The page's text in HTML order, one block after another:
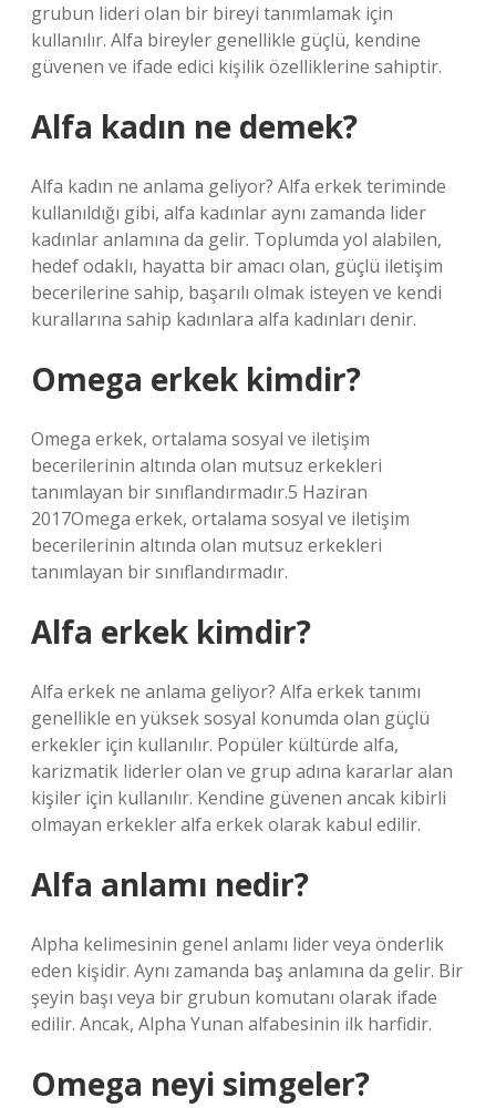
grubun lideri olan bir bireyi tanımlamak için
kullanılır. Alfa bireyler genellikle güçlü, kendine
güvenen ve ifade edici kişilik özelliklerine sahiptir.
Alfa kadın ne demek?
Alfa kadın ne anlama geliyor? Alfa erkek teriminde
kullanıldığı gibi, alfa kadınlar aynı zamanda lider
kadınlar anlamına da gelir. Toplumda yol alabilen,
hedef odaklı, hayatta bir amacı olan, güçlü iletişim
becerilerine sahip, başarılı olmak isteyen ve kendi
kurallarına sahip kadınlara alfa kadınları denir.
Omega erkek kimdir?
Omega erkek, ortalama sosyal ve iletişim
becerilerinin altında olan mutsuz erkekleri
tanımlayan bir sınıflandırmadır.5 Haziran
2017Omega erkek, ortalama sosyal ve iletişim
becerilerinin altında olan mutsuz erkekleri
tanımlayan bir sınıflandırmadır.
Alfa erkek kimdir?
Alfa erkek ne anlama geliyor? Alfa erkek tanımı
genellikle en yüksek sosyal konumda olan güçlü
erkekler için kullanılır. Popüler kültürde alfa,
karizmatik liderler olan ve grup adına kararlar alan
kişiler için kullanılır. Kendine güvenen ancak kibirli
olmayan erkekler alfa erkek olarak kabul edilir.
Alfa anlamı nedir?
Alpha kelimesinin genel anlamı lider veya önderlik
eden kişidir. Aynı zamanda baş anlamına da gelir. Bir
şeyin başı veya bir grubun komutanı olarak ifade
edilir. Ancak, Alpha Yunan alfabesinin ilk harfidir.
Omega neyi simgeler?